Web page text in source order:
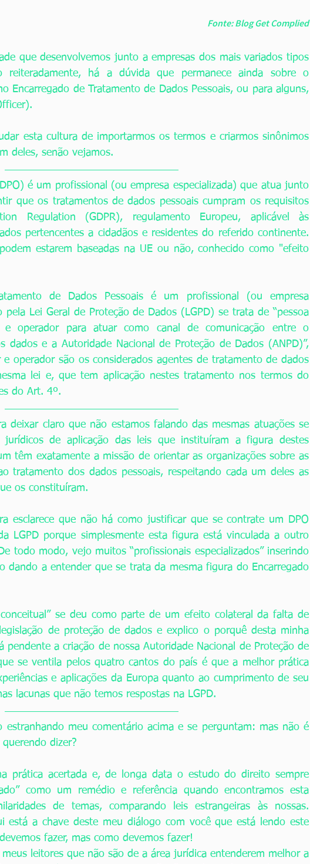
Fonte: Blog Get Complied
que desenvolvemos junto a empresas dos mais variados tipos
há a dúvida que permanece ainda sobre o
Encarregado de Tratamento de Dados Pessoais, ou para alguns,
esta cultura de importarmos os termos e criarmos sinônimos
deles, senão vejamos.
é um profissional (ou empresa especializada) que atua junto
que os tratamentos de dados pessoais cumpram os requisitos
Regulation (GDPR), regulamento Europeu, aplicável às
pertencentes a cidadãos e residentes do referido continente.
estarem baseadas na UE ou não, conhecido como "efeito
de Dados Pessoais é um profissional (ou empresa
pela Lei Geral de Proteção de Dados (LGPD) se trata de “pessoa
e operador para atuar como canal de comunicação entre o
dados e a Autoridade Nacional de Proteção de Dados (ANPD)”,
e operador são os considerados agentes de tratamento de dados
lei e, que tem aplicação nestes tratamento nos termos do
do Art. 4º.
deixar claro que não estamos falando das mesmas atuações se
jurídicos de aplicação das leis que instituíram a figura destes
têm exatamente a missão de orientar as organizações sobre as
tratamento dos dados pessoais, respeitando cada um deles as
os constituíram.
esclarece que não há como justificar que se contrate um DPO
LGPD porque simplesmente esta figura está vinculada a outro
todo modo, vejo muitos “profissionais especializados” inserindo
dando a entender que se trata da mesma figura do Encarregado
se deu como parte de um efeito colateral da falta de
de proteção de dados e explico o porquê desta minha
pendente a criação de nossa Autoridade Nacional de Proteção de
se ventila pelos quatro cantos do país é que a melhor prática
e aplicações da Europa quanto ao cumprimento de seu
lacunas que não temos respostas na LGPD.
estranhando meu comentário acima e se perguntam: mas não é
dizer?
prática acertada e, de longa data o estudo do direito sempre
como um remédio e referência quando encontramos esta
de temas, comparando leis estrangeiras às nossas.
está a chave deste meu diálogo com você que está lendo este
fazer, mas como devemos fazer!
leitores que não são de a área jurídica entenderem melhor a